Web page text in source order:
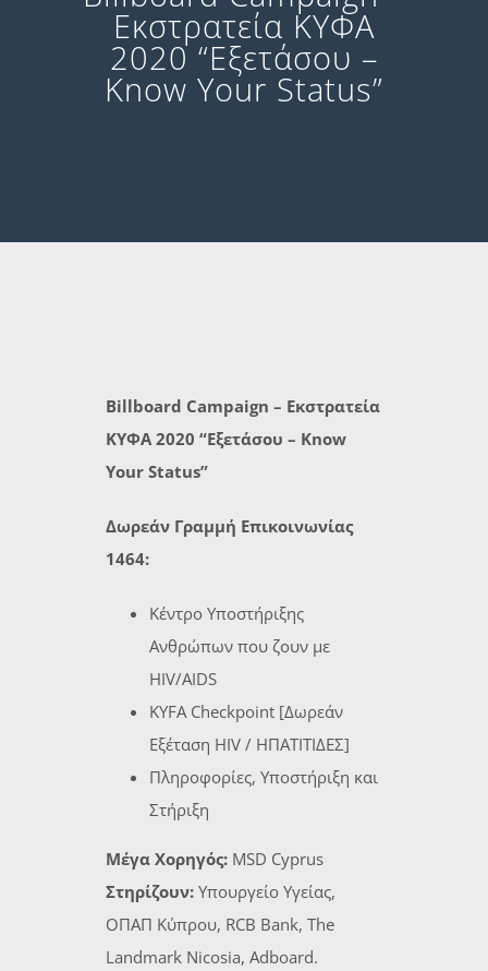
Εκστρατεία ΚΥΦΑ
2020 “Εξετάσου –
Know Your Status”
Billboard Campaign – Εκστρατεία
ΚΥΦΑ 2020 “Εξετάσου – Know
Your Status”
Δωρεάν Γραμμή Επικοινωνίας
1464:
Κέντρο Υποστήριξης
Ανθρώπων που ζουν με
HIV/AIDS
KYFA Checkpoint [Δωρεάν
Εξέταση HIV / ΗΠΑΤΙΤΙΔΕΣ]
Πληροφορίες, Υποστήριξη και
Στήριξη
Μέγα Χορηγός: MSD Cyprus
Στηρίζουν: Υπουργείο Υγείας,
ΟΠΑΠ Κύπρου, RCB Bank, The
Landmark Nicosia, Adboard.